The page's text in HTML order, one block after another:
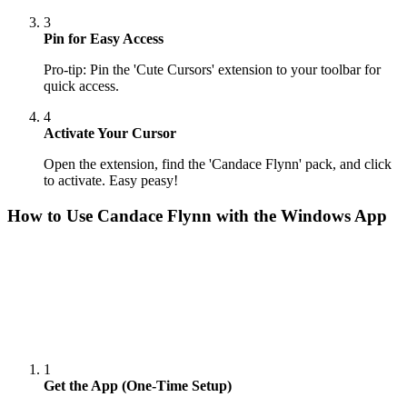
3
Pin for Easy Access
Pro-tip: Pin the 'Cute Cursors' extension to your toolbar for
quick access.
4
Activate Your Cursor
Open the extension, find the 'Candace Flynn' pack, and click
to activate. Easy peasy!
How to Use Candace Flynn with the Windows App
1
Get the App (One-Time Setup)